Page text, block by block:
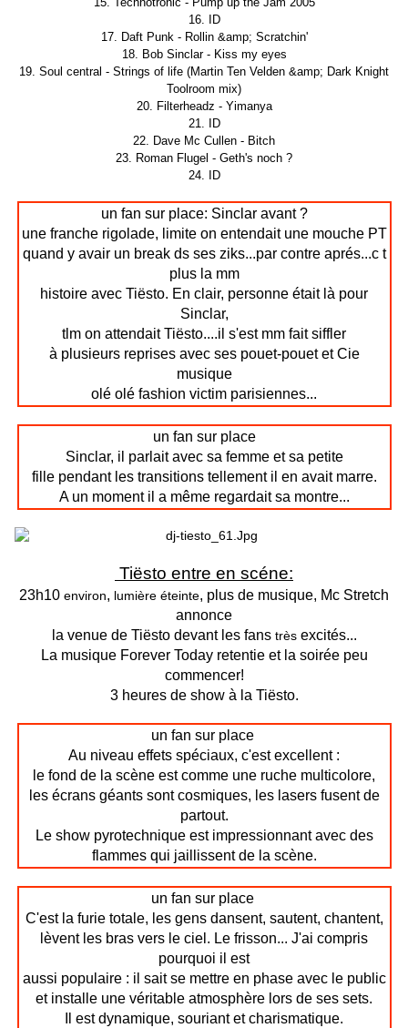
16. ID
17. Daft Punk - Rollin &amp; Scratchin'
18. Bob Sinclar - Kiss my eyes
19. Soul central - Strings of life (Martin Ten Velden &amp; Dark Knight
Toolroom mix)
20. Filterheadz - Yimanya
21. ID
22. Dave Mc Cullen - Bitch
23. Roman Flugel - Geth's noch ?
24. ID
un fan sur place: Sinclar avant ?
une franche rigolade, limite on entendait une mouche PT
quand y avair un break ds ses ziks...par contre aprés...c t
plus la mm
histoire avec Tiësto. En clair, personne était là pour
Sinclar,
tlm on attendait Tiësto....il s'est mm fait siffler
à plusieurs reprises avec ses pouet-pouet et Cie
musique
olé olé fashion victim parisiennes...
un fan sur place
Sinclar, il parlait avec sa femme et sa petite
fille pendant les transitions tellement il en avait marre.
A un moment il a même regardait sa montre...
Tiësto entre en scéne:
23h10 environ, lumière éteinte, plus de musique, Mc Stretch
annonce
la venue de Tiësto devant les fans trèsexcités...
La musique Forever Today retentie et la soirée peu
commencer!
3 heures de show à la Tiësto.
un fan sur place
Au niveau effets spéciaux, c'est excellent :
le fond de la scène est comme une ruche multicolore,
les écrans géants sont cosmiques, les lasers fusent de
partout.
Le show pyrotechnique est impressionnant avec des
flammes qui jaillissent de la scène.
un fan sur place
C'est la furie totale, les gens dansent, sautent, chantent,
lèvent les bras vers le ciel. Le frisson... J'ai compris
pourquoi il est
aussi populaire : il sait se mettre en phase avec le public
et installe une véritable atmosphère lors de ses sets.
Il est dynamique, souriant et charismatique.